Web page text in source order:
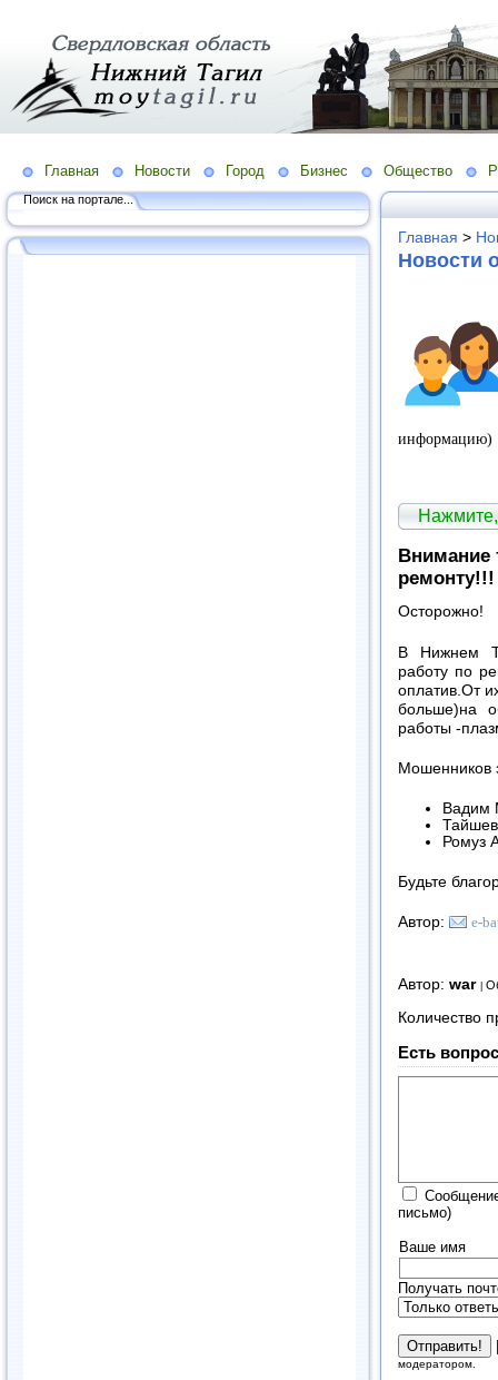
Главная Новости Город Бизнес Общество
Поиск на портале...
Главная >
Новости
информацию)
Внимание
ремонту!!!
Осторожно!
В Нижнем
работу по
оплатив.От
больше)на
работы -
Мошенников
Вадим
Ромуз
Будьте
Автор: e-
Автор: war
Количество
Есть
письмо)
Ваше имя
Получать
модератором.